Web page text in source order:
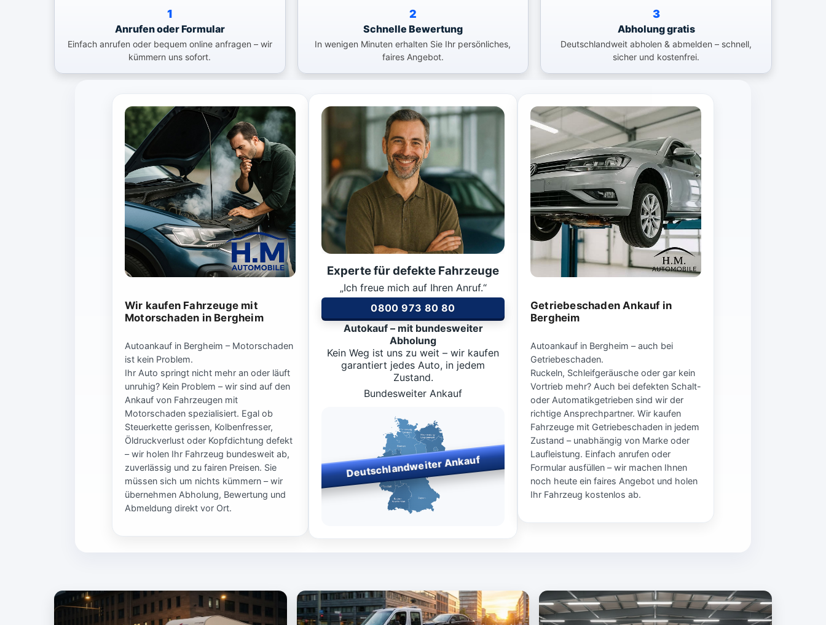
1
Anrufen oder Formular
Einfach anrufen oder bequem online anfragen – wir
kümmern uns sofort.
2
Schnelle Bewertung
In wenigen Minuten erhalten Sie Ihr persönliches,
faires Angebot.
3
Abholung gratis
Deutschlandweit abholen & abmelden – schnell,
sicher und kostenfrei.
Wir kaufen Fahrzeuge mit
Motorschaden in Bergheim
Autoankauf in Bergheim – Motorschaden
ist kein Problem.
Ihr Auto springt nicht mehr an oder läuft
unruhig? Kein Problem – wir sind auf den
Ankauf von Fahrzeugen mit
Motorschaden spezialisiert. Egal ob
Steuerkette gerissen, Kolbenfresser,
Öldruckverlust oder Kopfdichtung defekt
– wir holen Ihr Fahrzeug bundesweit ab,
zuverlässig und zu fairen Preisen. Sie
müssen sich um nichts kümmern – wir
übernehmen Abholung, Bewertung und
Abmeldung direkt vor Ort.
Experte für defekte Fahrzeuge
„Ich freue mich auf Ihren Anruf.“
0800 973 80 80
Autokauf – mit bundesweiter
Abholung
Kein Weg ist uns zu weit – wir kaufen
garantiert jedes Auto, in jedem
Zustand.
Bundesweiter Ankauf
Deutschlandweiter Ankauf
Getriebeschaden Ankauf in
Bergheim
Autoankauf in Bergheim – auch bei
Getriebeschaden.
Ruckeln, Schleifgeräusche oder gar kein
Vortrieb mehr? Auch bei defekten Schalt-
oder Automatikgetrieben sind wir der
richtige Ansprechpartner. Wir kaufen
Fahrzeuge mit Getriebeschaden in jedem
Zustand – unabhängig von Marke oder
Laufleistung. Einfach anrufen oder
Formular ausfüllen – wir machen Ihnen
noch heute ein faires Angebot und holen
Ihr Fahrzeug kostenlos ab.